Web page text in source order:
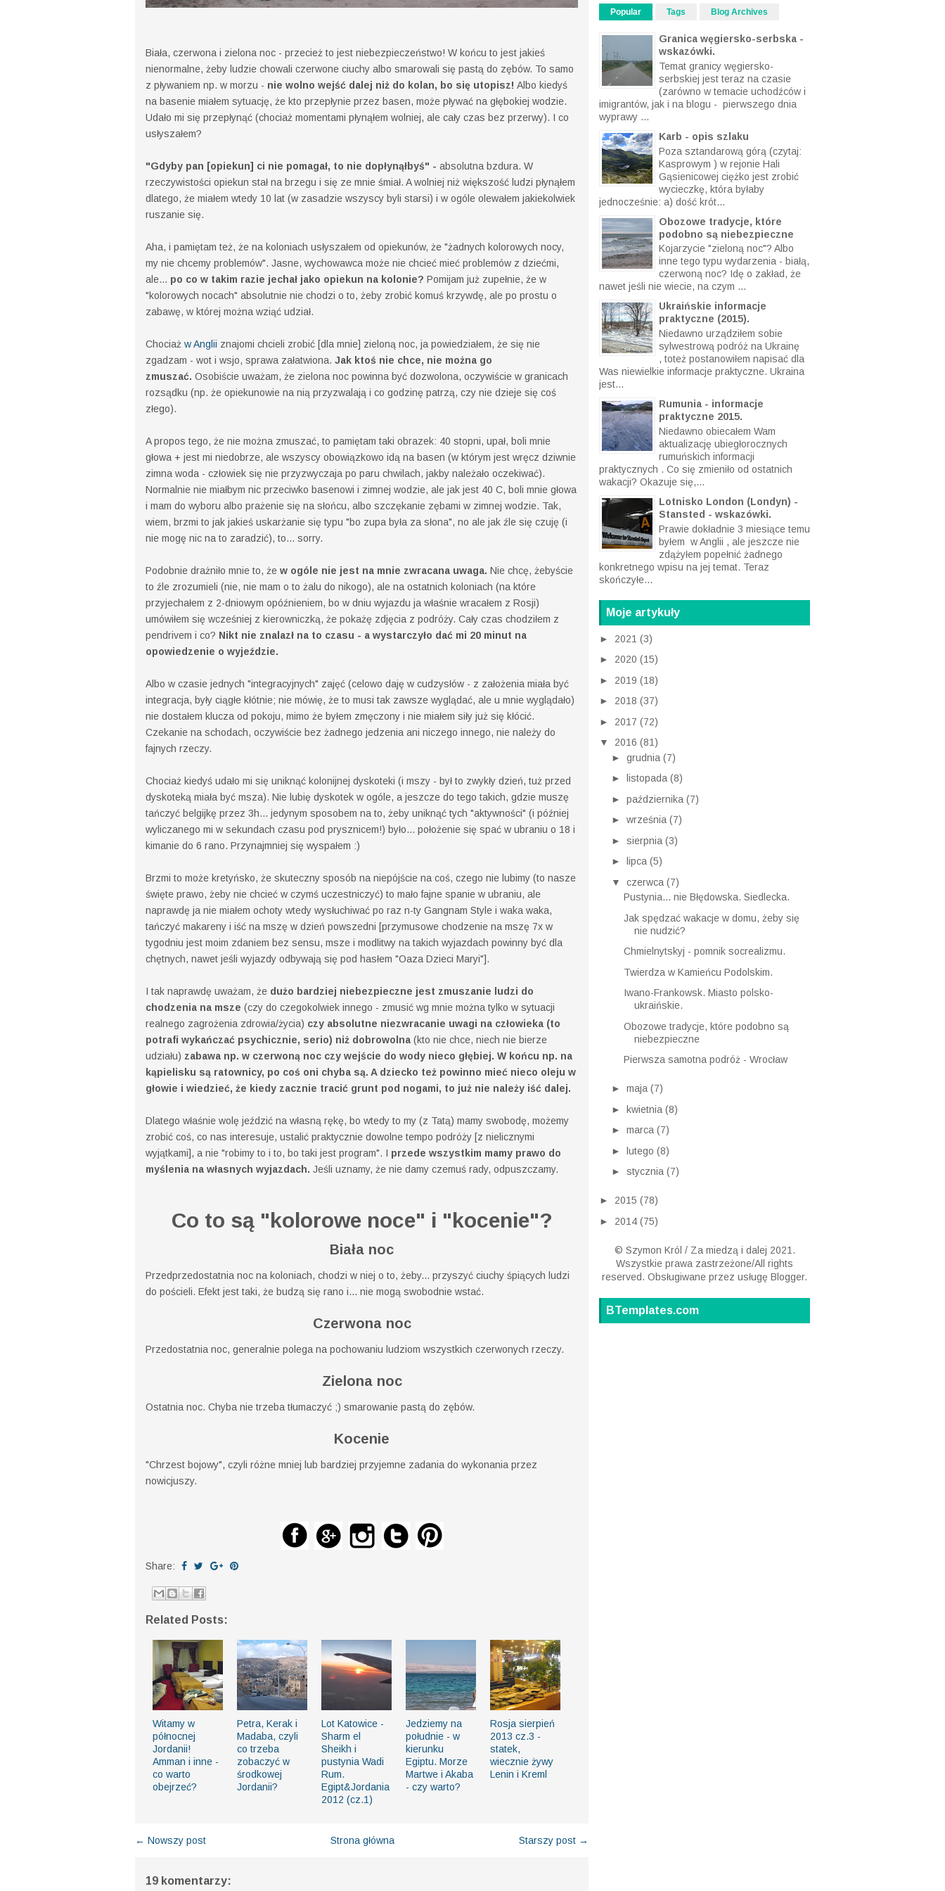
Biała, czerwona i zielona noc - przecież to jest niebezpieczeństwo! W końcu to jest jakieś
nienormalne, żeby ludzie chowali czerwone ciuchy albo smarowali się pastą do zębów. To samo
z pływaniem np. w morzu - nie wolno wejść dalej niż do kolan, bo się utopisz! Albo kiedyś
na basenie miałem sytuację, że kto przepłynie przez basen, może pływać na głębokiej wodzie.
Udało mi się przepłynąć (chociaż momentami płynąłem wolniej, ale cały czas bez przerwy). I co
usłyszałem?
"Gdyby pan [opiekun] ci nie pomagał, to nie dopłynąłbyś" - absolutna bzdura. W
rzeczywistości opiekun stał na brzegu i się ze mnie śmiał. A wolniej niż większość ludzi płynąłem
dlatego, że miałem wtedy 10 lat (w zasadzie wszyscy byli starsi) i w ogóle olewałem jakiekolwiek
ruszanie się.
Aha, i pamiętam też, że na koloniach usłyszałem od opiekunów, że "żadnych kolorowych nocy,
my nie chcemy problemów". Jasne, wychowawca może nie chcieć mieć problemów z dziećmi,
ale... po co w takim razie jechał jako opiekun na kolonie? Pomijam już zupełnie, że w
"kolorowych nocach" absolutnie nie chodzi o to, żeby zrobić komuś krzywdę, ale po prostu o
zabawę, w której można wziąć udział.
Chociaż w Anglii znajomi chcieli zrobić [dla mnie] zieloną noc, ja powiedziałem, że się nie
zgadzam - wot i wsjo, sprawa załatwiona. Jak ktoś nie chce, nie można go
zmuszać. Osobiście uważam, że zielona noc powinna być dozwolona, oczywiście w granicach
rozsądku (np. że opiekunowie na nią przyzwalają i co godzinę patrzą, czy nie dzieje się coś
złego).
A propos tego, że nie można zmuszać, to pamiętam taki obrazek: 40 stopni, upał, boli mnie
głowa + jest mi niedobrze, ale wszyscy obowiązkowo idą na basen (w którym jest wręcz dziwnie
zimna woda - człowiek się nie przyzwyczaja po paru chwilach, jakby należało oczekiwać).
Normalnie nie miałbym nic przeciwko basenowi i zimnej wodzie, ale jak jest 40 C, boli mnie głowa
i mam do wyboru albo prażenie się na słońcu, albo szczękanie zębami w zimnej wodzie. Tak,
wiem, brzmi to jak jakieś uskarżanie się typu "bo zupa była za słona", no ale jak źle się czuję (i
nie mogę nic na to zaradzić), to... sorry.
Podobnie drażniło mnie to, że w ogóle nie jest na mnie zwracana uwaga. Nie chcę, żebyście
to źle zrozumieli (nie, nie mam o to żalu do nikogo), ale na ostatnich koloniach (na które
przyjechałem z 2-dniowym opóźnieniem, bo w dniu wyjazdu ja właśnie wracałem z Rosji)
umówiłem się wcześniej z kierowniczką, że pokażę zdjęcia z podróży. Cały czas chodziłem z
pendrivem i co? Nikt nie znalazł na to czasu - a wystarczyło dać mi 20 minut na
opowiedzenie o wyjeździe.
Albo w czasie jednych "integracyjnych" zajęć (celowo daję w cudzysłów - z założenia miała być
integracja, były ciągłe kłótnie; nie mówię, że to musi tak zawsze wyglądać, ale u mnie wyglądało)
nie dostałem klucza od pokoju, mimo że byłem zmęczony i nie miałem siły już się kłócić.
Czekanie na schodach, oczywiście bez żadnego jedzenia ani niczego innego, nie należy do
fajnych rzeczy.
Chociaż kiedyś udało mi się uniknąć kolonijnej dyskoteki (i mszy - był to zwykły dzień, tuż przed
dyskoteką miała być msza). Nie lubię dyskotek w ogóle, a jeszcze do tego takich, gdzie muszę
tańczyć belgijkę przez 3h... jedynym sposobem na to, żeby uniknąć tych "aktywności" (i później
wyliczanego mi w sekundach czasu pod prysznicem!) było... położenie się spać w ubraniu o 18 i
kimanie do 6 rano. Przynajmniej się wyspałem :)
Brzmi to może kretyńsko, że skuteczny sposób na niepójście na coś, czego nie lubimy (to nasze
święte prawo, żeby nie chcieć w czymś uczestniczyć) to mało fajne spanie w ubraniu, ale
naprawdę ja nie miałem ochoty wtedy wysłuchiwać po raz n-ty Gangnam Style i waka waka,
tańczyć makareny i iść na mszę w dzień powszedni [przymusowe chodzenie na mszę 7x w
tygodniu jest moim zdaniem bez sensu, msze i modlitwy na takich wyjazdach powinny być dla
chętnych, nawet jeśli wyjazdy odbywają się pod hasłem "Oaza Dzieci Maryi"].
I tak naprawdę uważam, że dużo bardziej niebezpieczne jest zmuszanie ludzi do
chodzenia na msze (czy do czegokolwiek innego - zmusić wg mnie można tylko w sytuacji
realnego zagrożenia zdrowia/życia) czy absolutne niezwracanie uwagi na człowieka (to
potrafi wykańczać psychicznie, serio) niż dobrowolna (kto nie chce, niech nie bierze
udziału) zabawa np. w czerwoną noc czy wejście do wody nieco głębiej. W końcu np. na
kąpielisku są ratownicy, po coś oni chyba są. A dziecko też powinno mieć nieco oleju w
głowie i wiedzieć, że kiedy zacznie tracić grunt pod nogami, to już nie należy iść dalej.
Dlatego właśnie wolę jeździć na własną rękę, bo wtedy to my (z Tatą) mamy swobodę, możemy
zrobić coś, co nas interesuje, ustalić praktycznie dowolne tempo podróży [z nielicznymi
wyjątkami], a nie "robimy to i to, bo taki jest program". I przede wszystkim mamy prawo do
myślenia na własnych wyjazdach. Jeśli uznamy, że nie damy czemuś rady, odpuszczamy.
Co to są "kolorowe noce" i "kocenie"?
Biała noc
Przedprzedostatnia noc na koloniach, chodzi w niej o to, żeby... przyszyć ciuchy śpiących ludzi
do pościeli. Efekt jest taki, że budzą się rano i... nie mogą swobodnie wstać.
Czerwona noc
Przedostatnia noc, generalnie polega na pochowaniu ludziom wszystkich czerwonych rzeczy.
Zielona noc
Ostatnia noc. Chyba nie trzeba tłumaczyć ;) smarowanie pastą do zębów.
Kocenie
"Chrzest bojowy", czyli różne mniej lub bardziej przyjemne zadania do wykonania przez
nowicjuszy.
Share:
Related Posts:
Witamy w
północnej
Jordanii!
Amman i inne -
co warto
obejrzeć?
Petra, Kerak i
Madaba, czyli
co trzeba
zobaczyć w
środkowej
Jordanii?
Lot Katowice -
Sharm el
Sheikh i
pustynia Wadi
Rum.
Egipt&Jordania
2012 (cz.1)
Jedziemy na
południe - w
kierunku
Egiptu. Morze
Martwe i Akaba
- czy warto?
Rosja sierpień
2013 cz.3 -
statek,
wiecznie żywy
Lenin i Kreml
← Nowszy post Starszy post →
Strona główna
19 komentarzy:
Popular Tags Blog Archives
Granica węgiersko-serbska -
wskazówki.
Temat granicy węgiersko-
serbskiej jest teraz na czasie
(zarówno w temacie uchodźców i
imigrantów, jak i na blogu - pierwszego dnia
wyprawy ...
Karb - opis szlaku
Poza sztandarową górą (czytaj:
Kasprowym ) w rejonie Hali
Gąsienicowej ciężko jest zrobić
wycieczkę, która byłaby
jednocześnie: a) dość krót...
Obozowe tradycje, które
podobno są niebezpieczne
Kojarzycie "zieloną noc"? Albo
inne tego typu wydarzenia - białą,
czerwoną noc? Idę o zakład, że
nawet jeśli nie wiecie, na czym ...
Ukraińskie informacje
praktyczne (2015).
Niedawno urządziłem sobie
sylwestrową podróż na Ukrainę
, toteż postanowiłem napisać dla
Was niewielkie informacje praktyczne. Ukraina
jest...
Rumunia - informacje
praktyczne 2015.
Niedawno obiecałem Wam
aktualizację ubiegłorocznych
rumuńskich informacji
praktycznych . Co się zmieniło od ostatnich
wakacji? Okazuje się,...
Lotnisko London (Londyn) -
Stansted - wskazówki.
Prawie dokładnie 3 miesiące temu
byłem w Anglii , ale jeszcze nie
zdążyłem popełnić żadnego
konkretnego wpisu na jej temat. Teraz
skończyłe...
Moje artykuły
► 2021 (3)
► 2020 (15)
► 2019 (18)
► 2018 (37)
► 2017 (72)
▼ 2016 (81)
► grudnia (7)
►
listopada (8)
► października (7)
► września (7)
► sierpnia (3)
►
lipca (5)
▼ czerwca (7)
Pustynia... nie Błędowska. Siedlecka.
Jak spędzać wakacje w domu, żeby się
nie nudzić?
Chmielnytskyj - pomnik socrealizmu.
Twierdza w Kamieńcu Podolskim.
Iwano-Frankowsk. Miasto polsko-
ukraińskie.
Obozowe tradycje, które podobno są
niebezpieczne
Pierwsza samotna podróż - Wrocław
► maja (7)
►
kwietnia (8)
► marca (7)
►
lutego (8)
► stycznia (7)
► 2015 (78)
► 2014 (75)
© Szymon Król / Za miedzą i dalej 2021.
Wszystkie prawa zastrzeżone/All rights
reserved. Obsługiwane przez usługę Blogger.
BTemplates.com